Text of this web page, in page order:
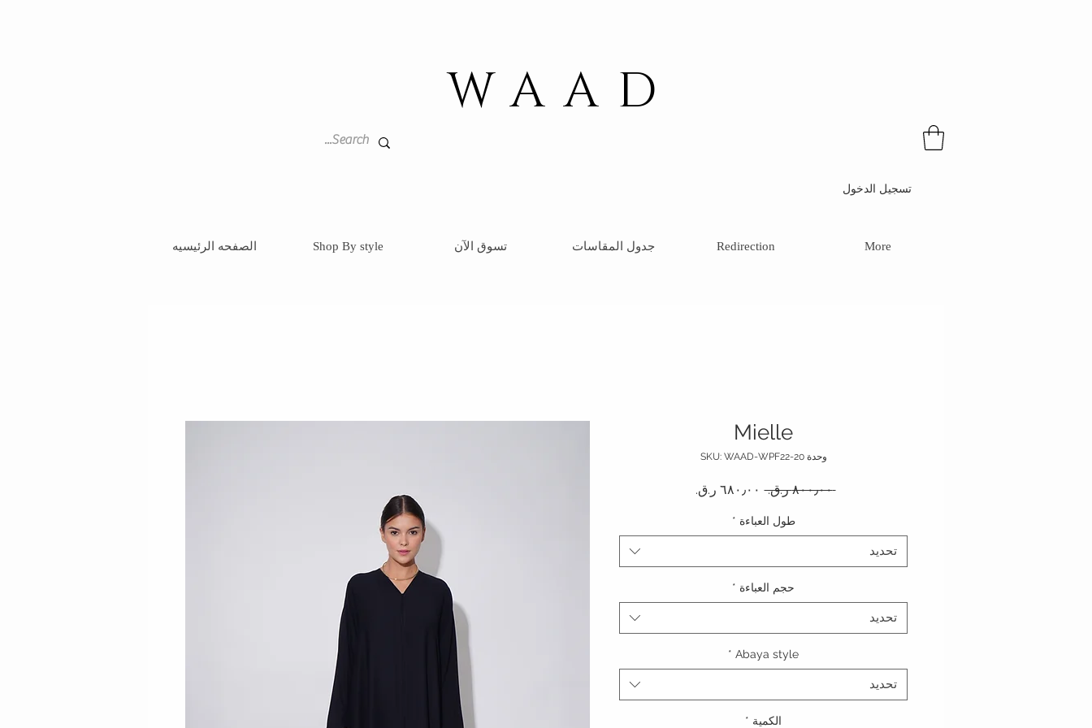
WAAD
تسجيل الدخول
الصفحه الرئيسيه Shop By style تسوق الآن جدول المقاسات Redirection More
Mielle
وحدة SKU: WAAD-WPF22-20
‏٨٠٠٫٠٠ ر.ق.‏ سعر عادي
طول العباءة *
تحديد
حجم العباءة *
تحديد
Abaya style
*
تحديد
الكمية *